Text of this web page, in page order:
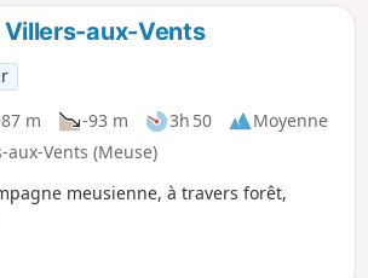
Villers-aux-Vents
m -93 m 3h 50
Moyenne
aux-Vents (Meuse)
meusienne, à travers forêt,